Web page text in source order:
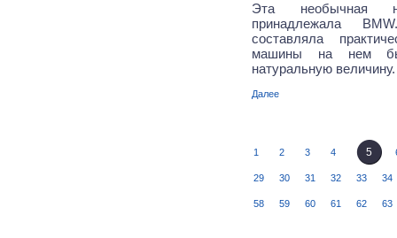
Эта необычная
принадлежала
составляла
машины на нем
натуральную
Далее
1 2 3 4 5
29 30 31 32 33 34
58 59 60 61 62 63